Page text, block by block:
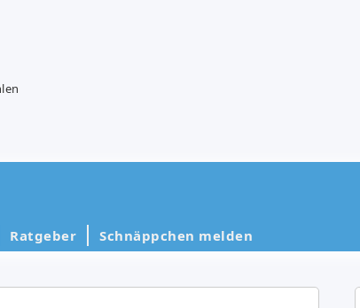
Ratgeber Schnäppchen melden